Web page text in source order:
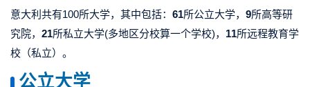
意大利共有100所大学，其中包括： 61所公立大学， 9所高等研
究院， 21所私立大学(多地区分校算一个学校)， 11所远程教育学
校（私立）。
公立大学